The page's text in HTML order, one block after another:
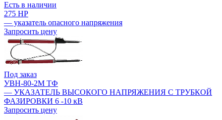
Есть в наличии
275 HP
— указатель опасного напряжения
Запросить цену
Под заказ
УВН-80-2М ТФ
— УКАЗАТЕЛЬ ВЫСОКОГО НАПРЯЖЕНИЯ С ТРУБКОЙ
ФАЗИРОВКИ 6 -10 кВ
Запросить цену